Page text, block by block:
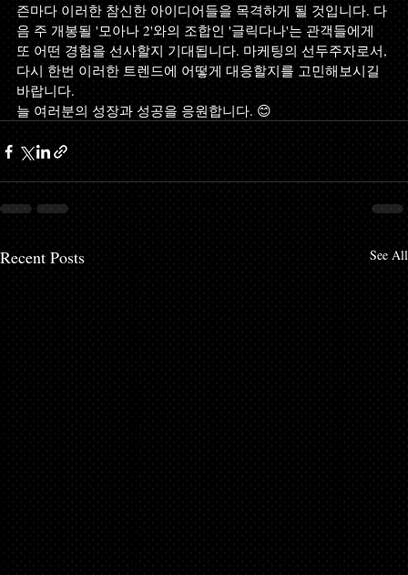
즌마다 이러한 참신한 아이디어들을 목격하게 될 것입니다. 다
음 주 개봉될 '모아나 2'와의 조합인 '글릭다나'는 관객들에게
또 어떤 경험을 선사할지 기대됩니다. 마케팅의 선두주자로서,
다시 한번 이러한 트렌드에 어떻게 대응할지를 고민해보시길
바랍니다.
늘 여러분의 성장과 성공을 응원합니다. 😊
Recent Posts See All